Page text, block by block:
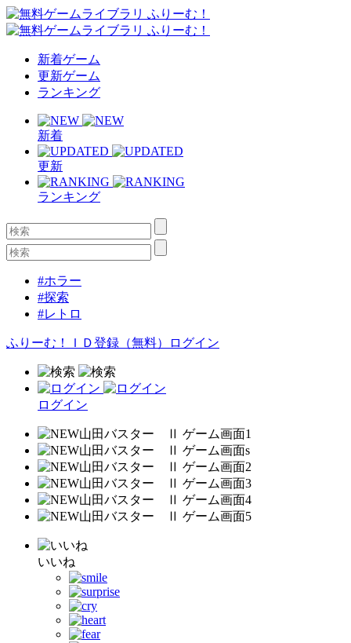
新着ゲーム
更新ゲーム
ランキング
新着
更新
ランキング
#ホラー
#探索
#レトロ
ふりーむ！ＩＤ登録（無料） ログイン
ログイン
いいね